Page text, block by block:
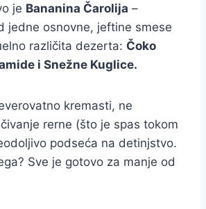
je Bananina Čarolija –
jedne osnovne, jeftine smese
različita dezerta: Čoko
i Snežne Kuglice.
kremasti, ne
rerne (što je spas tokom
podseća na detinjstvo.
Sve je gotovo za manje od